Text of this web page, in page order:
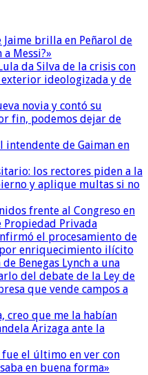
brilla en Peñarol de
Messi?»
da Silva de la crisis con
ideologizada y de
novia y contó su
fin, podemos dejar de
de Gaiman en
los rectores piden a la
y aplique multas si no
frente al Congreso en
Propiedad Privada
el procesamiento de
por enriquecimiento ilícito
Benegas Lynch a una
del debate de la Ley de
que vende campos a
creo que me la habían
Arizaga ante la
el último en ver con
en buena forma»